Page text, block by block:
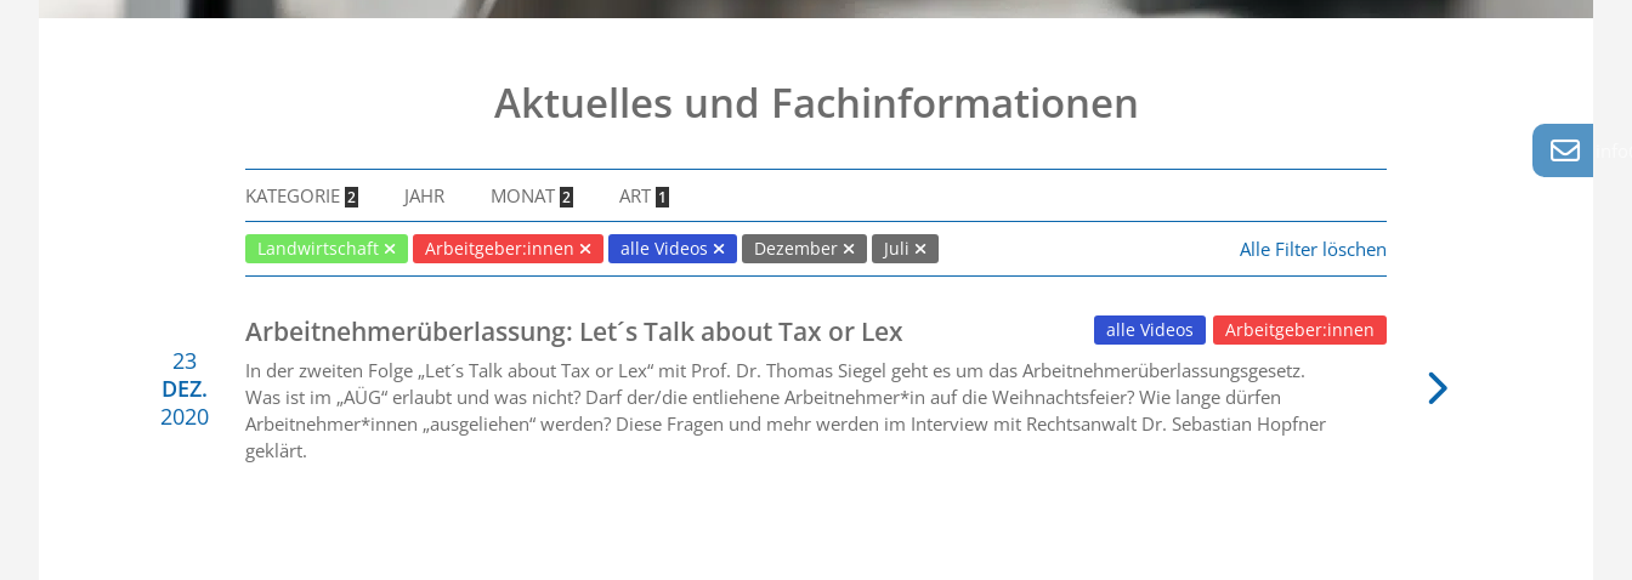
Aktuelles und Fachinformationen
KATEGORIE 2 JAHR MONAT 2 ART 1
Landwirtschaft Arbeitgeber:innen alle Videos Dezember Juli Alle Filter löschen
23
DEZ.
2020
Arbeitnehmerüberlassung: Let´s Talk about Tax or Lex Arbeitgeber:innen
alle Videos
In der zweiten Folge „Let´s Talk about Tax or Lex“ mit Prof. Dr. Thomas Siegel geht es um das Arbeitnehmerüberlassungsgesetz.
Was ist im „AÜG“ erlaubt und was nicht? Darf der/die entliehene Arbeitnehmer*in auf die Weihnachtsfeier? Wie lange dürfen
Arbeitnehmer*innen „ausgeliehen“ werden? Diese Fragen und mehr werden im Interview mit Rechtsanwalt Dr. Sebastian Hopfner
geklärt.